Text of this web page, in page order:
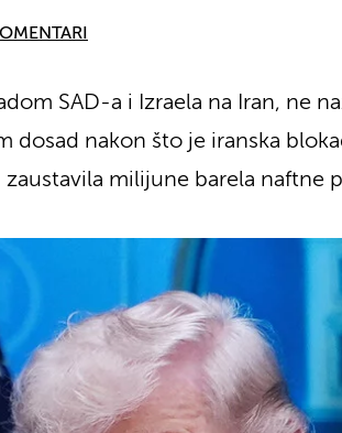
SAD-a i Izraela na Iran, ne
nakon što je iranska
milijune barela naftne